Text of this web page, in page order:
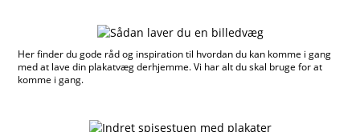
Her finder du gode råd og inspiration til hvordan du kan komme i gang
med at lave din plakatvæg derhjemme. Vi har alt du skal bruge for at
komme i gang.